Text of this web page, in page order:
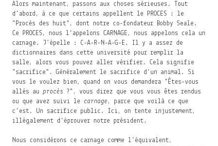
Alors maintenant, passons aux choses sérieuses. Tout
d'abord, à ce que certains appellent le PROCES : le
"Procès des huit", dont notre co-fondateur Bobby Seale.
Ce PROCES, nous l'appelons CARNAGE, nous appelons cela un
carnage. J'épelle : C-A-R-N-A-G-E. Il y a assez de
dictionnaires dans cette université pour remplir la
salle, alors vous pouvez aller vérifier. Cela signifie
"sacrifice". Généralement le sacrifice d'un animal. Si
vous le voulez bien, quand on vous demandera "Êtes-vous
allés au procès ?", vous direz que vous vous êtes rendus
ou que avez suivi le carnage , parce que voilà ce que
c'est. Un sacrifice public. Ici, on tente injustement,
illégalement d'éprouver notre président.
Nous considérons ce carnage comme l'équivalent,